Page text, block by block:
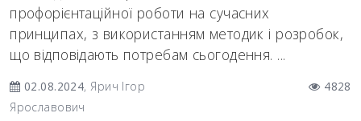
профорієнтаційної роботи на сучасних
принципах, з використанням методик і розробок,
що відповідають потребам сьогодення. ...
02.08.2024, Ярич Ігор
Ярославович
4828